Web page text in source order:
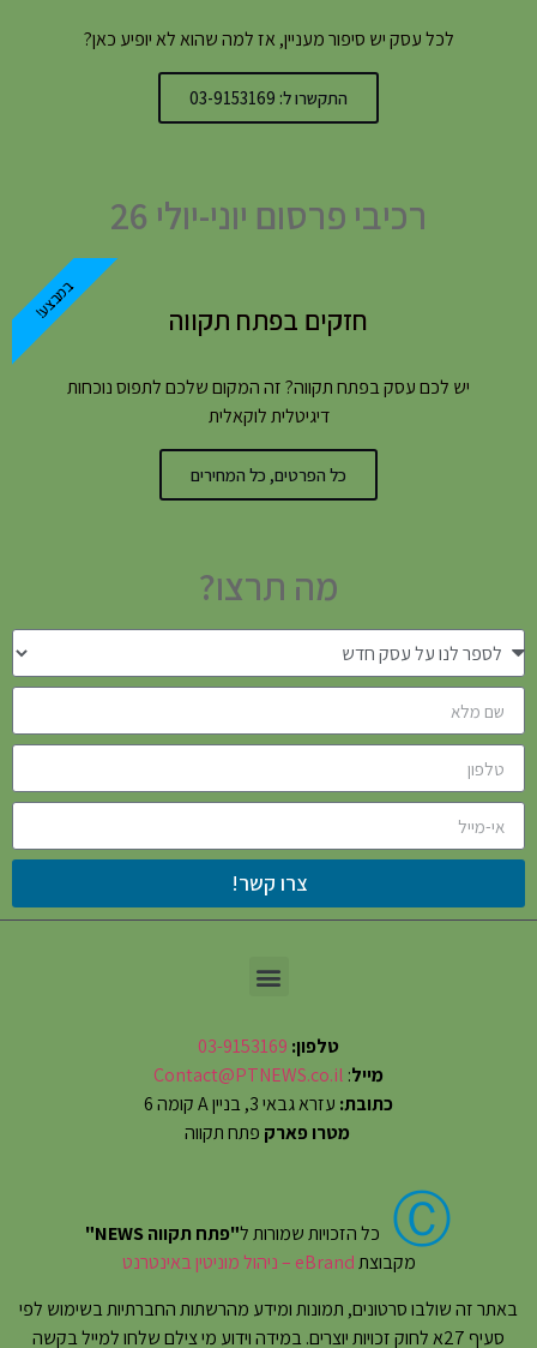
לכל עסק יש סיפור מעניין, אז למה שהוא לא יופיע כאן?
התקשרו ל: 03-9153169
רכיבי פרסום יוני-יולי 26
חזקים בפתח תקווה
יש לכם עסק בפתח תקווה? זה המקום שלכם לתפוס נוכחות
דיגיטלית לוקאלית
כל הפרטים, כל המחירים
במבצע!
מה תרצו?
צרו קשר!
טלפון: 03-9153169
מייל:
Contact@PTNEWS.co.il
כתובת: עזרא גבאי 3, בניין A קומה 6
מטרו פארק פתח תקווה
Ⓒ כל הזכויות שמורות ל"פתח תקווה NEWS"
מקבוצתeBrand – ניהול מוניטין באינטרנט
באתר זה שולבו סרטונים, תמונות ומידע מהרשתות החברתיות בשימוש לפי
סעיף 27א לחוק זכויות יוצרים. במידה וידוע מי צילם שלחו למייל בקשה